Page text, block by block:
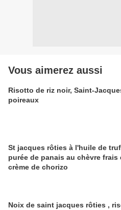
Vous aimerez aussi
Risotto de riz noir, Saint-
poireaux
St jacques rôties à l'huile de
purée de panais au chèvre frais
crème de chorizo
Noix de saint jacques rôties ,